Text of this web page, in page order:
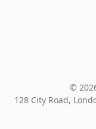
©
128 City Road,